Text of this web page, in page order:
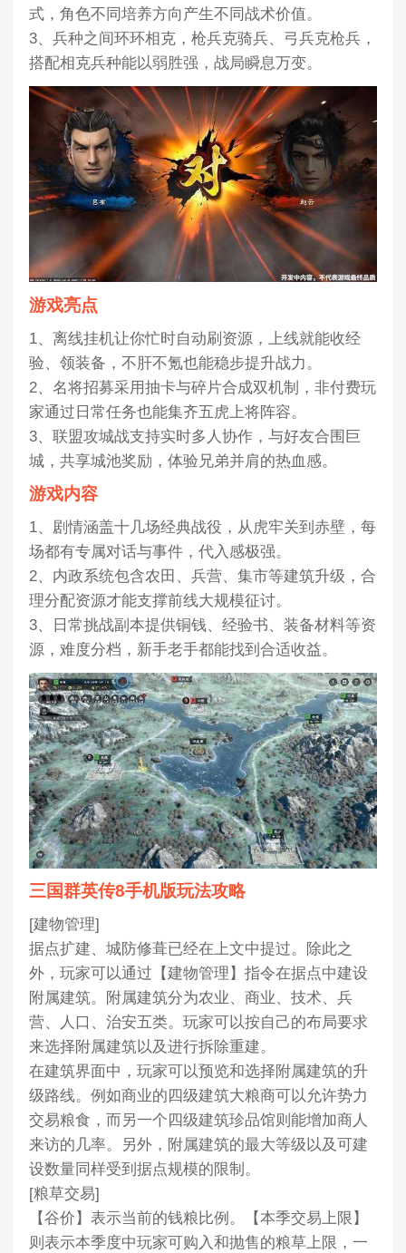
式，角色不同培养方向产生不同战术价值。
3、兵种之间环环相克，枪兵克骑兵、弓兵克枪兵，
搭配相克兵种能以弱胜强，战局瞬息万变。
游戏亮点
1、离线挂机让你忙时自动刷资源，上线就能收经
验、领装备，不肝不氪也能稳步提升战力。
2、名将招募采用抽卡与碎片合成双机制，非付费玩
家通过日常任务也能集齐五虎上将阵容。
3、联盟攻城战支持实时多人协作，与好友合围巨
城，共享城池奖励，体验兄弟并肩的热血感。
游戏内容
1、剧情涵盖十几场经典战役，从虎牢关到赤壁，每
场都有专属对话与事件，代入感极强。
2、内政系统包含农田、兵营、集市等建筑升级，合
理分配资源才能支撑前线大规模征讨。
3、日常挑战副本提供铜钱、经验书、装备材料等资
源，难度分档，新手老手都能找到合适收益。
三国群英传8手机版玩法攻略
[建物管理]
据点扩建、城防修葺已经在上文中提过。除此之
外，玩家可以通过【建物管理】指令在据点中建设
附属建筑。附属建筑分为农业、商业、技术、兵
营、人口、治安五类。玩家可以按自己的布局要求
来选择附属建筑以及进行拆除重建。
在建筑界面中，玩家可以预览和选择附属建筑的升
级路线。例如商业的四级建筑大粮商可以允许势力
交易粮食，而另一个四级建筑珍品馆则能增加商人
来访的几率。另外，附属建筑的最大等级以及可建
设数量同样受到据点规模的限制。
[粮草交易]
【谷价】表示当前的钱粮比例。【本季交易上限】
则表示本季度中玩家可购入和抛售的粮草上限，一